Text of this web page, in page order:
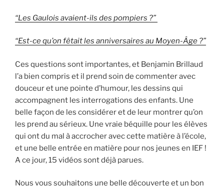
“Les Gaulois avaient-ils des pompiers ?”
“Est-ce qu’on fêtait les anniversaires au Moyen-Âge ?”
Ces questions sont importantes, et Benjamin Brillaud
l’a bien compris et il prend soin de commenter avec
douceur et une pointe d’humour, les dessins qui
accompagnent les interrogations des enfants. Une
belle façon de les considérer et de leur montrer qu’on
les prend au sérieux. Une vraie béquille pour les élèves
qui ont du mal à accrocher avec cette matière à l’école,
et une belle entrée en matière pour nos jeunes en IEF !
A ce jour, 15 vidéos sont déjà parues.
Nous vous souhaitons une belle découverte et un bon